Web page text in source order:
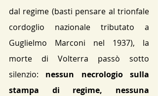
dal regime (basti pensare al trionfale
cordoglio nazionale tributato a
Guglielmo Marconi nel 1937), la
morte di Volterra passò sotto
silenzio: nessun necrologio sulla
stampa di regime, nessuna